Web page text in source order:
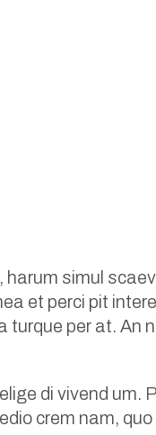
simul
et perci pit
turque per at. An
di vivend um.
crem nam, quo